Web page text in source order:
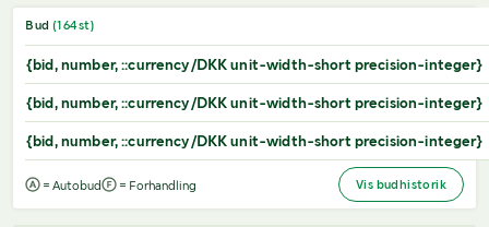
Bud (164st)
{bid, number, ::currency/DKK unit-width-short precision-integer}
{bid, number, ::currency/DKK unit-width-short precision-integer}
{bid, number, ::currency/DKK unit-width-short precision-integer}
= Autobud = Forhandling Vis budhistorik